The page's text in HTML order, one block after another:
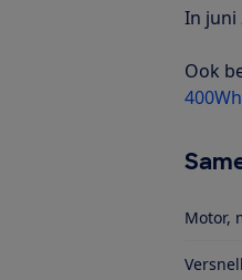
In juni
Ook
Motor,